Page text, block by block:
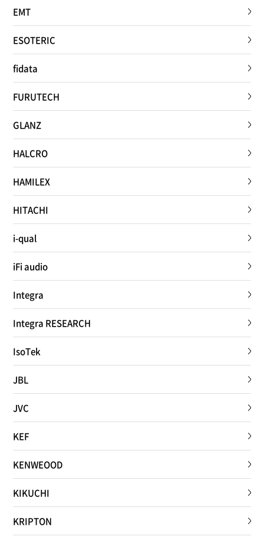
EMT
ESOTERIC
fidata
FURUTECH
GLANZ
HALCRO
HAMILEX
HITACHI
i-qual
iFi audio
Integra
Integra RESEARCH
IsoTek
JBL
JVC
KEF
KENWEOOD
KIKUCHI
KRIPTON